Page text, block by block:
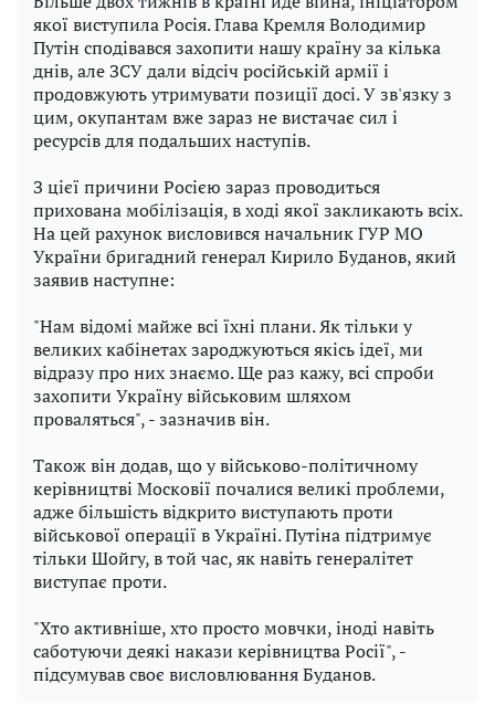
якої виступила Росія. Глава Кремля Володимир
Путін сподівався захопити нашу країну за кілька
днів, але ЗСУ дали відсіч російській армії і
продовжують утримувати позиції досі. У зв'язку з
цим, окупантам вже зараз не вистачає сил і
ресурсів для подальших наступів.
З цієї причини Росією зараз проводиться
прихована мобілізація, в ході якої закликають всіх.
На цей рахунок висловився начальник ГУР МО
України бригадний генерал Кирило Буданов, який
заявив наступне:
"Нам відомі майже всі їхні плани. Як тільки у
великих кабінетах зароджуються якісь ідеї, ми
відразу про них знаємо. Ще раз кажу, всі спроби
захопити Україну військовим шляхом
проваляться", - зазначив він.
Також він додав, що у військово-політичному
керівництві Московії почалися великі проблеми,
адже більшість відкрито виступають проти
військової операції в Україні. Путіна підтримує
тільки Шойгу, в той час, як навіть генералітет
виступає проти.
"Хто активніше, хто просто мовчки, іноді навіть
саботуючи деякі накази керівництва Росії", -
підсумував своє висловлювання Буданов.